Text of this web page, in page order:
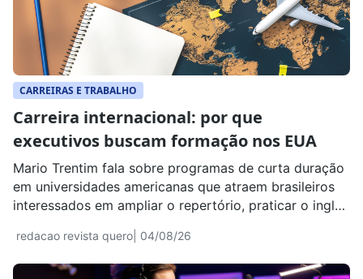
CARREIRAS E TRABALHO
Carreira internacional: por que
executivos buscam formação nos EUA
redacao revista quero | 04/08/26
Mario Trentim fala sobre programas de curta duração
em universidades americanas que atraem brasileiros
interessados em ampliar o repertório, praticar o inglês